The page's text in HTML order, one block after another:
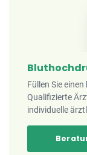
Füllen Sie
Qualifizierte
individuelle